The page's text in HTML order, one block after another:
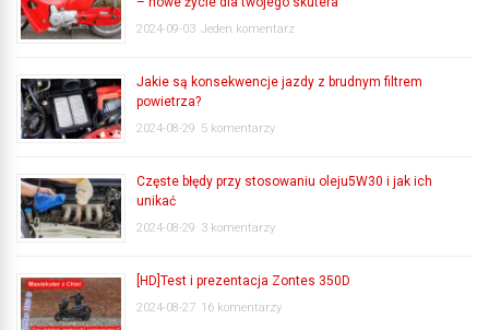
2024-09-03 Jeden komentarz
Jakie są konsekwencje jazdy z brudnym filtrem
powietrza?
2024-08-29 5 komentarzy
Częste błędy przy stosowaniu oleju5W30 i jak ich
unikać
2024-08-29 3 komentarzy
[HD]Test i prezentacja Zontes 350D
2024-08-27 16 komentarzy